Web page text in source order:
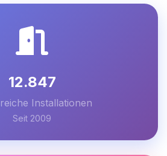
12.847
Installationen
Seit 2009